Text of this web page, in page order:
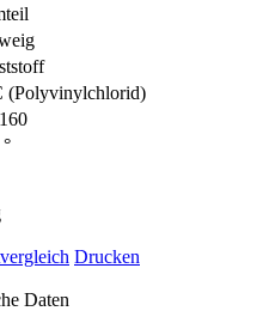
(Polyvinylchlorid)
Drucken
Daten